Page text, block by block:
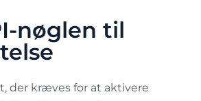
nøglen til
der kræves for at aktivere